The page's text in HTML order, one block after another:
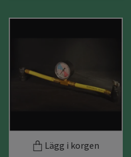
Lägg i korgen